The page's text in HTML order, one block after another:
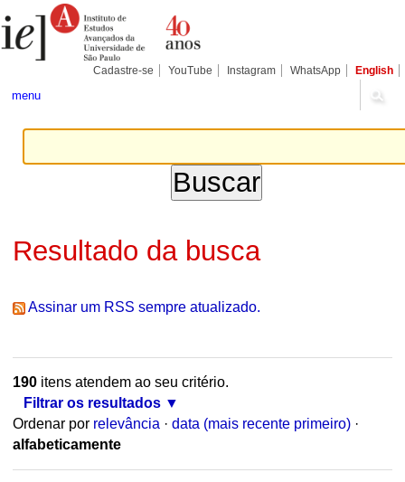
para
conteúdo.
Pessoais
Cadastre-se YouTube Instagram WhatsApp English
menu
Resultado da busca
Assinar um RSS sempre atualizado.
190itens atendem ao seu critério.
Filtrar os resultados
Ordenar por relevância · data (mais recente primeiro) ·
alfabeticamente